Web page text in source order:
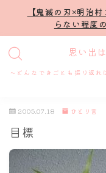
【鬼滅の刃×明治
らない程度
思い出
～どんなできごとも振り返
MENU
プロフィール
謎解き
2005.07.18 ひとり言
目標